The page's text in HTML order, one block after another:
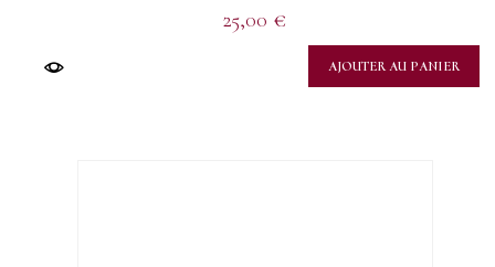
25,00 €
AJOUTER AU PANIER